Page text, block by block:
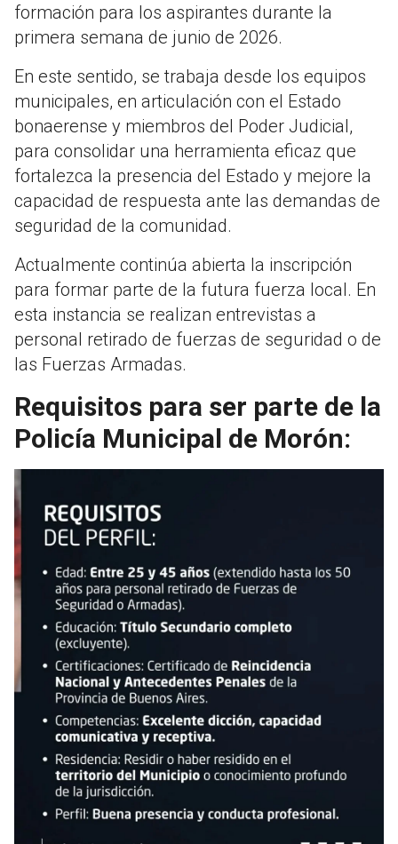
formación para los aspirantes durante la
primera semana de junio de 2026.
En este sentido, se trabaja desde los equipos
municipales, en articulación con el Estado
bonaerense y miembros del Poder Judicial,
para consolidar una herramienta eficaz que
fortalezca la presencia del Estado y mejore la
capacidad de respuesta ante las demandas de
seguridad de la comunidad.
Actualmente continúa abierta la inscripción
para formar parte de la futura fuerza local. En
esta instancia se realizan entrevistas a
personal retirado de fuerzas de seguridad o de
las Fuerzas Armadas.
Requisitos para ser parte de la
Policía Municipal de Morón: